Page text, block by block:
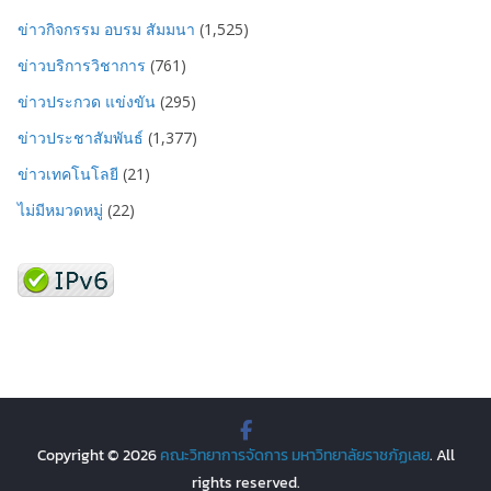
ข่าวกิจกรรม อบรม สัมมนา (1,525)
ข่าวบริการวิชาการ (761)
ข่าวประกวด แข่งขัน (295)
ข่าวประชาสัมพันธ์ (1,377)
ข่าวเทคโนโลยี (21)
ไม่มีหมวดหมู่ (22)
Copyright © 2026คณะวิทยาการจัดการ มหาวิทยาลัยราชภัฏเลย. All
rights reserved.